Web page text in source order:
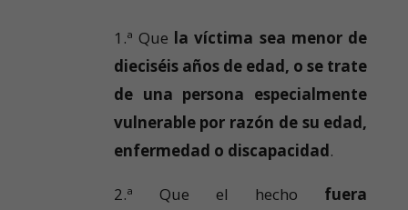
1.ª Que la víctima sea menor de
dieciséis años de edad, o se trate
de una persona especialmente
vulnerable por razón de su edad,
enfermedad o discapacidad.
2.ª Que el hecho fuera